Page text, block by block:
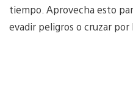
tiempo. Aprovecha esto
evadir peligros o cruzar por